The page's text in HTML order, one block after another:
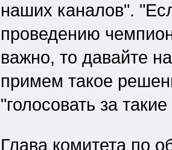
наших каналов".
проведению
важно, то давайте
примем такое
"голосовать за
Глава комитета по